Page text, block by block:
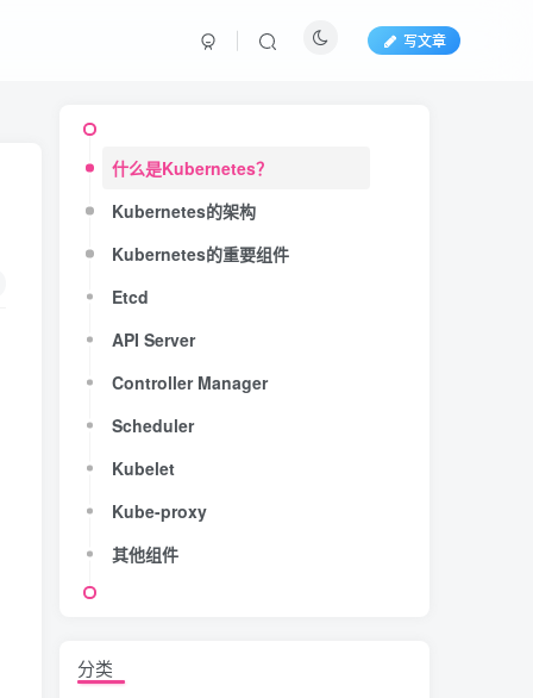
写文章
什么是Kubernetes？
Kubernetes的架构
Kubernetes的重要组件
Etcd
API Server
Controller Manager
Scheduler
Kubelet
Kube-proxy
其他组件
分类